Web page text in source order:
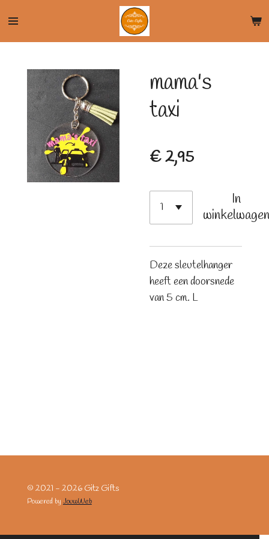
naar
hoofdinhoud
mama's
taxi
€ 2,95
In
Deze sleutelhanger
heeft een doorsnede
van 5 cm. L
© 2021 - 2026 Gitz Gifts
Powered byJouwWeb